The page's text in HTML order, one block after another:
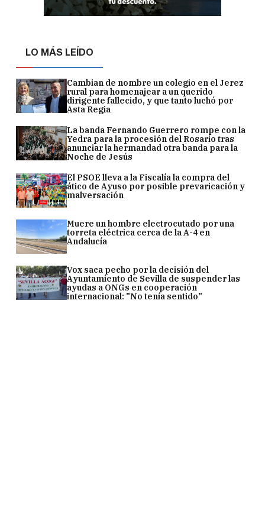
LO MÁS LEÍDO
Cambian de nombre un colegio en el Jerez
rural para homenajear a un querido
dirigente fallecido, y que tanto luchó por
Asta Regia
La banda Fernando Guerrero rompe con la
Yedra para la procesión del Rosario tras
anunciar la hermandad otra banda para la
Noche de Jesús
El PSOE lleva a la Fiscalía la compra del
ático de Ayuso por posible prevaricación y
malversación
Muere un hombre electrocutado por una
torreta eléctrica cerca de la A-4 en
Andalucía
Vox saca pecho por la decisión del
Ayuntamiento de Sevilla de suspender las
ayudas a ONGs en cooperación
internacional: "No tenía sentido"